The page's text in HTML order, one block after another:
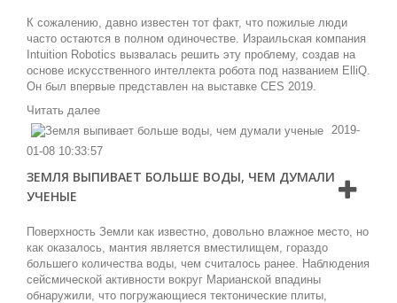
К сожалению, давно известен тот факт, что пожилые люди
часто остаются в полном одиночестве. Израильская компания
Intuition Robotics вызвалась решить эту проблему, создав на
основе искусственного интеллекта робота под названием ElliQ.
Он был впервые представлен на выставке CES 2019.
Читать далее
2019-
01-08 10:33:57
ЗЕМЛЯ ВЫПИВАЕТ БОЛЬШЕ ВОДЫ, ЧЕМ ДУМАЛИ
УЧЕНЫЕ
Поверхность Земли как известно, довольно влажное место, но
как оказалось, мантия является вместилищем, гораздо
большего количества воды, чем считалось ранее. Наблюдения
сейсмической активности вокруг Марианской впадины
обнаружили, что погружающиеся тектонические плиты,